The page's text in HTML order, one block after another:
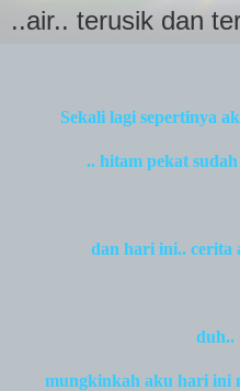
..air.. terusik dan
Sekali lagi sepertinya
.. hitam pekat
dan hari ini.. cerita
mungkinkah aku hari ini